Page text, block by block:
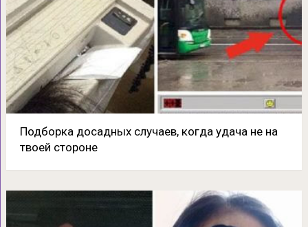
Подборка досадных случаев, когда удача не на
твоей стороне